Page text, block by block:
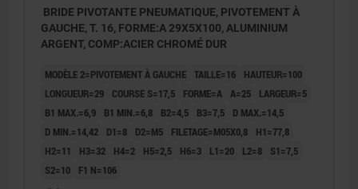
BRIDE PIVOTANTE PNEUMATIQUE, PIVOTEMENT À
GAUCHE, T. 16, FORME:A 29X5X100, ALUMINIUM
ARGENT, COMP:ACIER CHROMÉ DUR
MODÈLE 2=PIVOTEMENT À GAUCHE TAILLE=16
HAUTEUR=100
LONGUEUR=29
COURSE S=17,5 FORME=A A=25
LARGEUR=5
B1 MAX.=6,9
B1 MIN.=6,8 B2=4,5 B3=7,5
D MAX.=14,5
D MIN.=14,42
D1=8 D2=M5 FILETAGE=M05X0,8
H1=77,8
H2=11
H3=32 H4=2 H5=2,5 H6=3 L1=20 L2=8
S1=7,5
S2=10
F1 N=106